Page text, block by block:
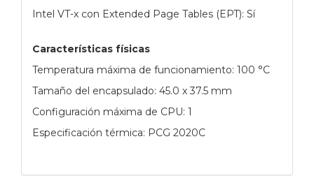
Intel VT-x con Extended Page Tables (EPT): Sí
Características físicas
Temperatura máxima de funcionamiento: 100 °C
Tamaño del encapsulado: 45.0 x 37.5 mm
Configuración máxima de CPU: 1
Especificación térmica: PCG 2020C